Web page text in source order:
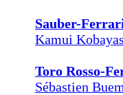
Sauber-
Kamui
Toro Rosso-
Sébastien